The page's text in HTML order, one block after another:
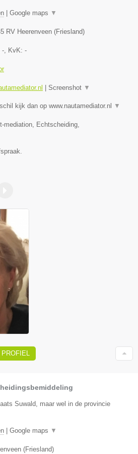
Google maps ▼
RV Heerenveen (Friesland)
- , KvK: -
Screenshot ▼
kijk dan op www.nautamediator.nl ▼
mediation, Echtscheiding,
Suwald, maar wel in de provincie
Google maps ▼
(Friesland)